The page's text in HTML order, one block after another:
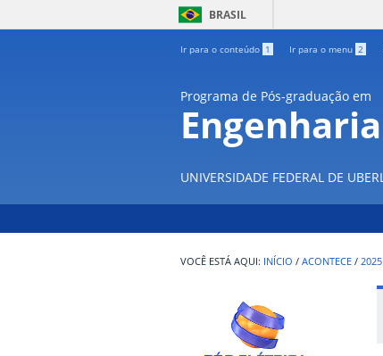
BRASIL
Ir para o conteúdo 1 Ir para o menu 2
Programa de Pós-graduação em
UNIVERSIDADE FEDERAL DE
INÍCIO / ACONTECE / 2025